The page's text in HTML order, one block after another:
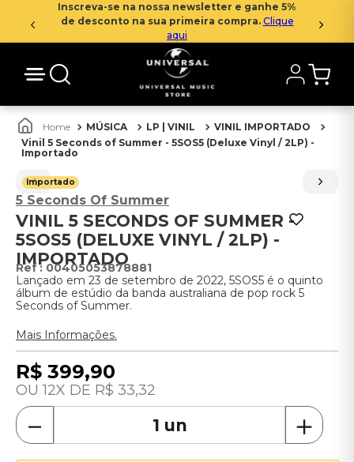
Inscreva-se na nossa newsletter e ganhe 5%
de desconto na sua primeira compra. Clique
aqui
MÚSICA LP | VINIL
VINIL IMPORTADO
Vinil 5 Seconds of Summer - 5SOS5 (Deluxe Vinyl / 2LP) -
Importado
Importado
5 Seconds Of Summer
VINIL 5 SECONDS OF SUMMER -
5SOS5 (DELUXE VINYL / 2LP) -
IMPORTADO
: 00405053878881
Lançado em 23 de setembro de 2022, 5SOS5 é o quinto
álbum de estúdio da banda australiana de pop rock 5
Seconds of Summer.
Mais Informações.
R$ 399,90
12 R$ 33,32
＋
－